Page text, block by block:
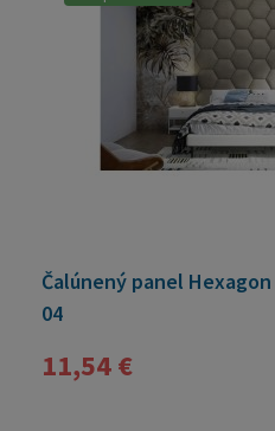
Čalúnený panel
04
11,54 €